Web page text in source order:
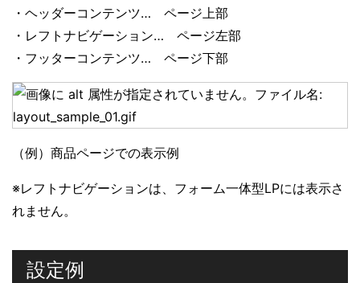
・ヘッダーコンテンツ… ページ上部
・レフトナビゲーション… ページ左部
・フッターコンテンツ… ページ下部
（例）商品ページでの表示例
※レフトナビゲーションは、フォーム一体型LPには表示さ
れません。
設定例